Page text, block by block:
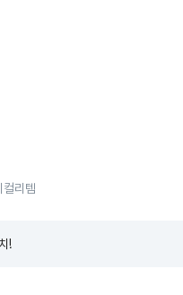
리템
!